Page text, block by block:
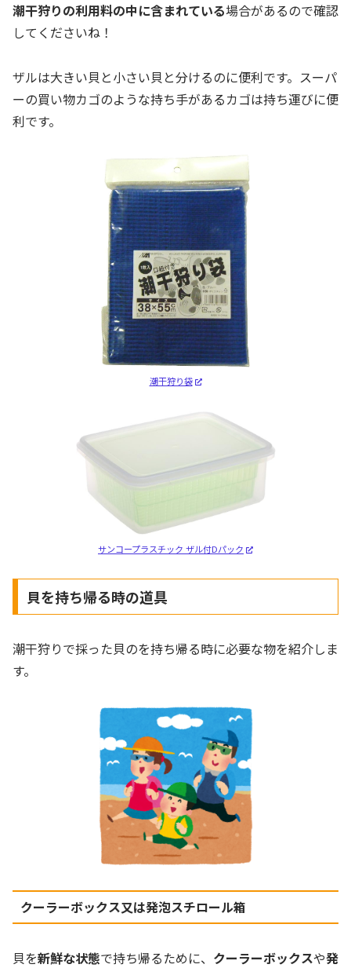
潮干狩りの利用料の中に含まれている場合があるので確認
してくださいね！
ザルは大きい貝と小さい貝と分けるのに便利です。スーパ
ーの買い物カゴのような持ち手があるカゴは持ち運びに便
利です。
潮干狩り袋
サンコープラスチック ザル付Dパック
貝を持ち帰る時の道具
潮干狩りで採った貝のを持ち帰る時に必要な物を紹介しま
す。
クーラーボックス又は発泡スチロール箱
貝を新鮮な状態で持ち帰るために、 クーラーボックスや発